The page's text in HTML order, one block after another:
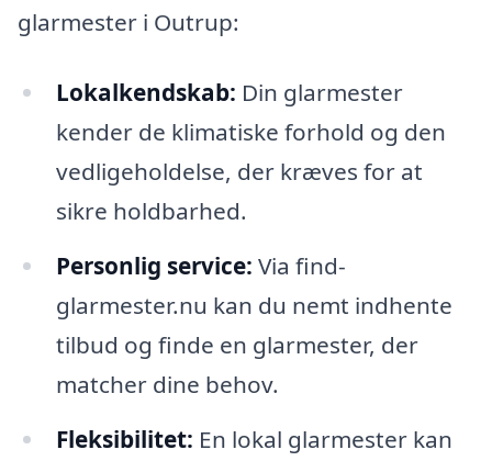
glarmester i Outrup:
Lokalkendskab: Din glarmester
kender de klimatiske forhold og den
vedligeholdelse, der kræves for at
sikre holdbarhed.
Personlig service: Via find-
glarmester.nu kan du nemt indhente
tilbud og finde en glarmester, der
matcher dine behov.
Fleksibilitet: En lokal glarmester kan